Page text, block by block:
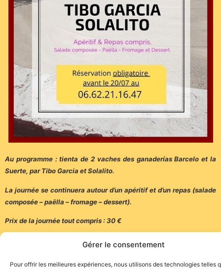
Gérer le consentement
Pour offrir les meilleures expériences, nous utilisons des technologies telles
Au programme : tienta de 2 vaches des ganaderías Barcelo et la
Suerte, par Tibo Garcia et Solalito.
La journée se continuera autour d’un apéritif et d’un repas (salade
composée – paëlla – fromage – dessert).
Prix de la journée tout compris : 30 €
Réservation obligatoire avant le 20 juillet au 06.62.21.16.47.